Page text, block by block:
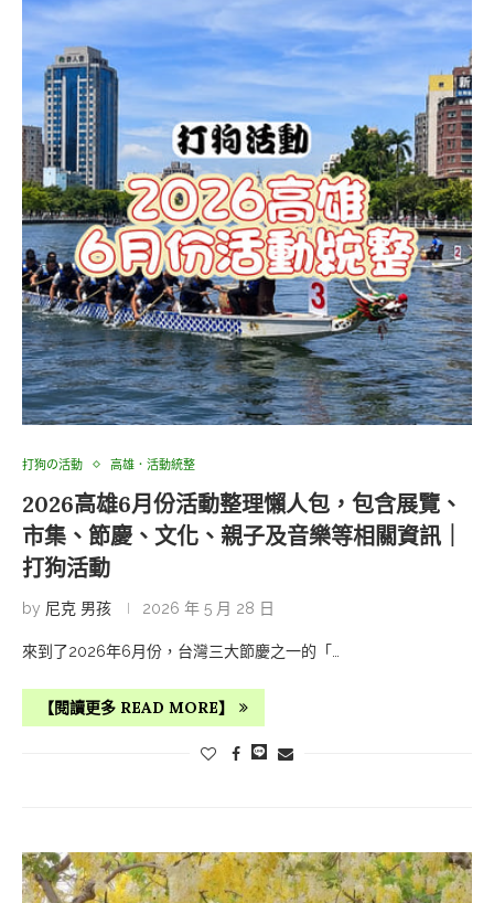
打狗の活動 高雄．活動統整
2026高雄6月份活動整理懶人包，包含展覽、
市集、節慶、文化、親子及音樂等相關資訊｜
打狗活動
by 尼克 男孩 2026 年 5 月 28 日
來到了2026年6月份，台灣三大節慶之一的「…
【閱讀更多 READ MORE】